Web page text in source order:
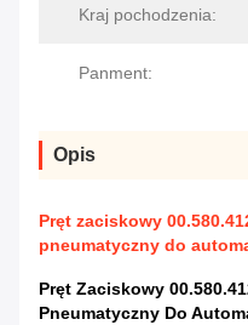
Kraj pochodzenia:
Panment:
Opis
Pręt zaciskowy
pneumatyczny do
Pręt Zaciskowy
Pneumatyczny Do